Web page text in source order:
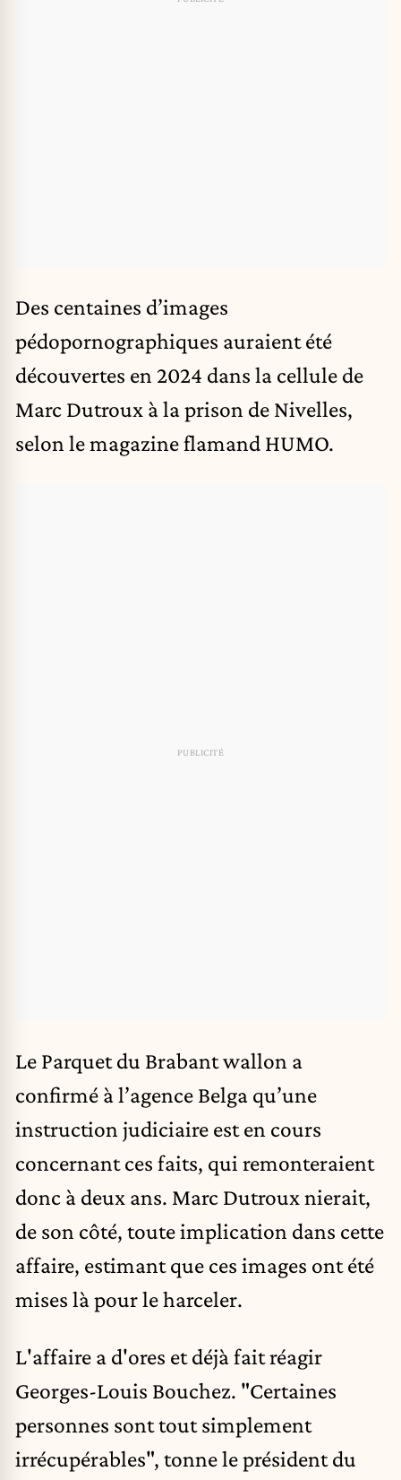
Des centaines d’images
pédopornographiques auraient été
découvertes en 2024 dans la cellule de
Marc Dutroux à la prison de Nivelles,
selon le magazine flamand HUMO.
Le Parquet du Brabant wallon a
confirmé à l’agence Belga qu’une
instruction judiciaire est en cours
concernant ces faits, qui remonteraient
donc à deux ans. Marc Dutroux nierait,
de son côté, toute implication dans cette
affaire, estimant que ces images ont été
mises là pour le harceler.
L'affaire a d'ores et déjà fait réagir
Georges-Louis Bouchez. "Certaines
personnes sont tout simplement
irrécupérables", tonne le président du